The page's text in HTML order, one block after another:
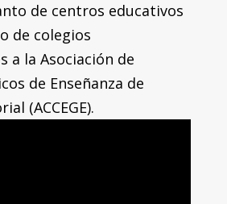
de centros educativos
de colegios
a la Asociación de
de Enseñanza de
(ACCEGE).